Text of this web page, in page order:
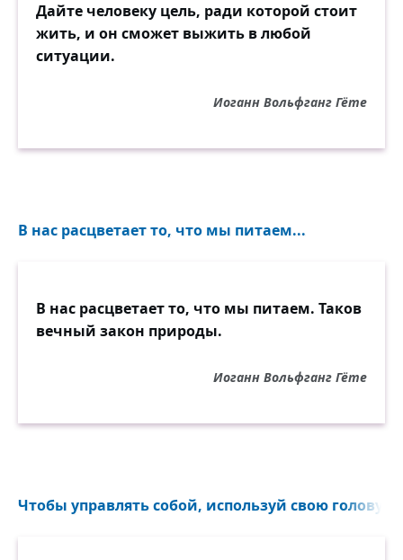
Дайте человеку цель, ради которой стоит
жить, и он сможет выжить в любой
ситуации.
Иоганн Вольфганг Гёте
В нас расцветает то, что мы питаем...
В нас расцветает то, что мы питаем. Таков
вечный закон природы.
Иоганн Вольфганг Гёте
Чтобы управлять собой, используй свою голову.